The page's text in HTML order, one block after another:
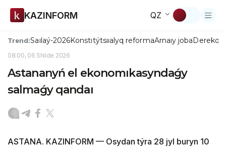
KAZINFORM QZ
Trend:Saılaý-2026Konstıtýtsııalyq reformaArnaıy jobaDerekqor
08:00, 06 Shilde 2026
Astananyń el ekonomıkasyndaǵy
salmaǵy qandaı
ASTANA. KAZINFORM — Osydan týra 28 jyl buryn 10